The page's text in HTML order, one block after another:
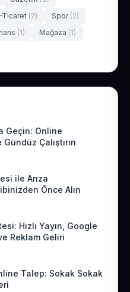
Ticaret (2) Spor (2)
(1) Mağaza (1)
Geçin: Online
Çalıştırın
ile Arıza
Önce Alın
Hızlı Yayın, Google
Reklam Geliri
Talep: Sokak Sokak